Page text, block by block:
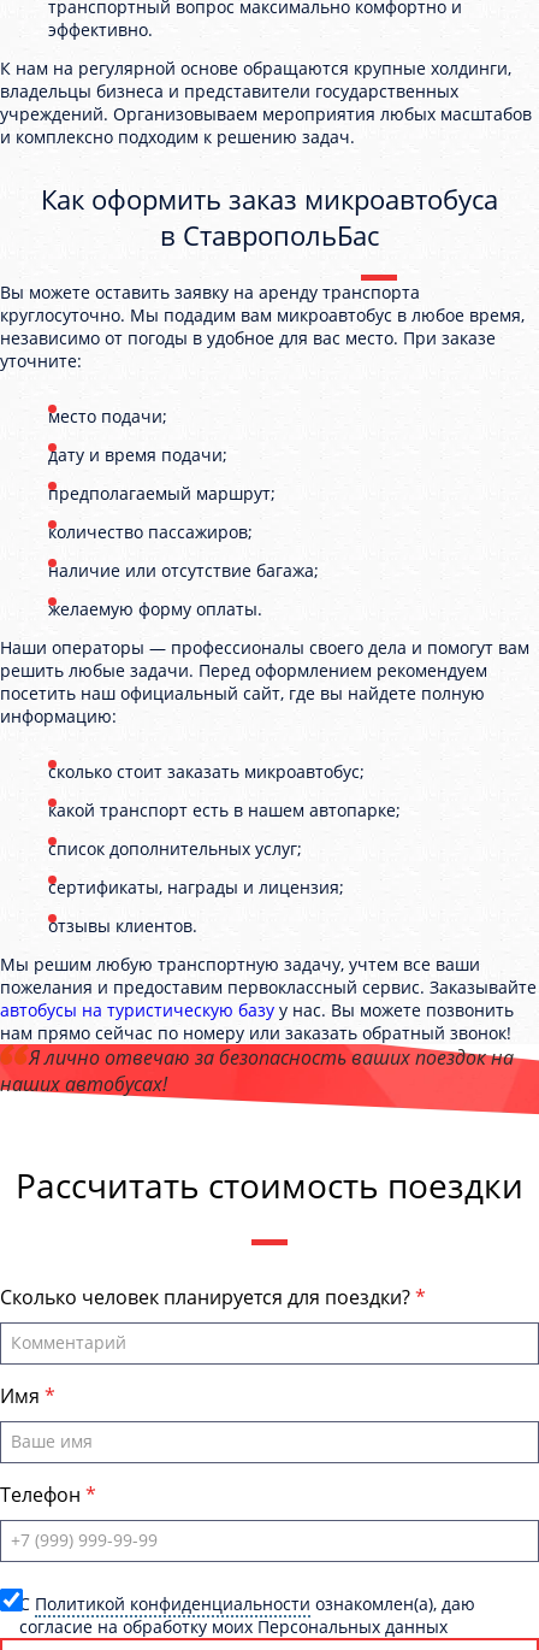
транспортный вопрос максимально комфортно и
эффективно.
К нам на регулярной основе обращаются крупные холдинги,
владельцы бизнеса и представители государственных
учреждений. Организовываем мероприятия любых масштабов
и комплексно подходим к решению задач.
Как оформить заказ микроавтобуса
в СтавропольБас
Вы можете оставить заявку на аренду транспорта
круглосуточно. Мы подадим вам микроавтобус в любое время,
независимо от погоды в удобное для вас место. При заказе
уточните:
место подачи;
дату и время подачи;
предполагаемый маршрут;
количество пассажиров;
наличие или отсутствие багажа;
желаемую форму оплаты.
Наши операторы — профессионалы своего дела и помогут вам
решить любые задачи. Перед оформлением рекомендуем
посетить наш официальный сайт, где вы найдете полную
информацию:
сколько стоит заказать микроавтобус;
какой транспорт есть в нашем автопарке;
список дополнительных услуг;
сертификаты, награды и лицензия;
отзывы клиентов.
Мы решим любую транспортную задачу, учтем все ваши
пожелания и предоставим первоклассный сервис. Заказывайте
автобусы на туристическую базу у нас. Вы можете позвонить
нам прямо сейчас по номеру или заказать обратный звонок!
Я лично отвечаю за безопасность ваших поездок на
наших автобусах!
Рассчитать стоимость поездки
Сколько человек планируется для поездки?
Имя
Телефон
C Политикой конфиденциальности ознакомлен(а), даю
согласие на обработку моих Персональных данных